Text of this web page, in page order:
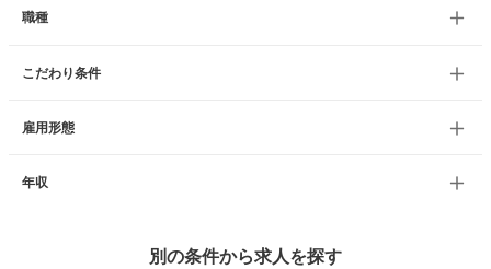
職種
こだわり条件
雇用形態
年収
別の条件から求人を探す